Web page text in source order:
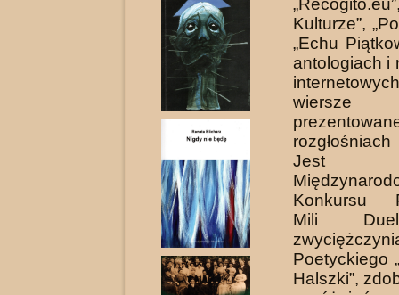
Kulturze”,
„Echu
antologiach i
Jest
Konkursu
Mili
Poetyckiego
Halszki”,